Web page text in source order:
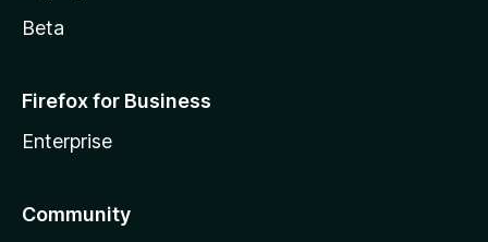
Beta
Firefox for Business
Enterprise
Community